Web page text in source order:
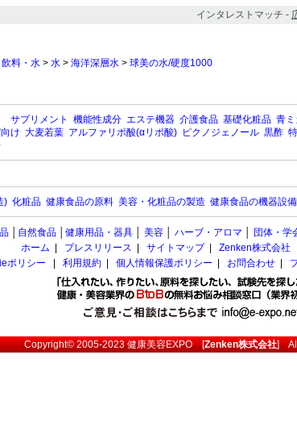
インタレストマッチ -
飲料・水 > 水 > 海洋深層水 > 球美の水/硬度1000
サプリメント 機能性成分 エステ機器 介護食品 基礎化粧品 青
け 大麦若葉 アルファリポ酸(αリポ酸) ピクノジェノール 黒酢
) 化粧品 健康食品の原料 美容・化粧品の製造 健康食品の機器設備
自然食品 健康用品・器具 美容 ハーブ・アロマ 団体・学
ホーム
プレスリリース サイトマップ| Zenken株式会
ポリシー
利用規約 個人情報保護ポリシー お問合わせ
Copyright© 2005-2023健康美容EXPO[Zenken株式会社] All